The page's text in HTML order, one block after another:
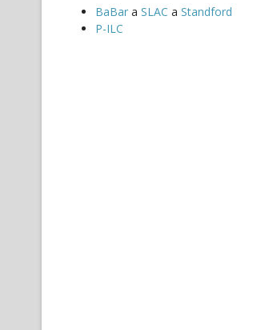
BaBar a SLAC a Standford
P-ILC